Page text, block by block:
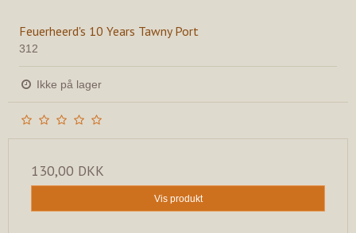
Feuerheerd's 10 Years Tawny Port
312
Ikke på lager
130,00 DKK
Vis produkt